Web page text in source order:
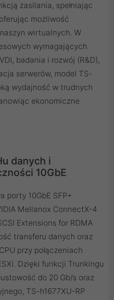
zasilania, spełniając
możliwość
wirtualnych. W
wymagających
badania i rozwój (R&D),
serwerów, model TS-
wydajność w trudnych
ekonomiczne
danych i
10GbE
porty 10GbE SFP+
Mellanox ConnectX-4
Extensions for RDMA
transferu danych oraz
przy połączeniach
Dzięki funkcji Trunkingu
do 20 Gb/s oraz
TS-h1677XU-RP